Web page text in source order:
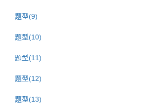
題型(9)
題型(10)
題型(11)
題型(12)
題型(13)